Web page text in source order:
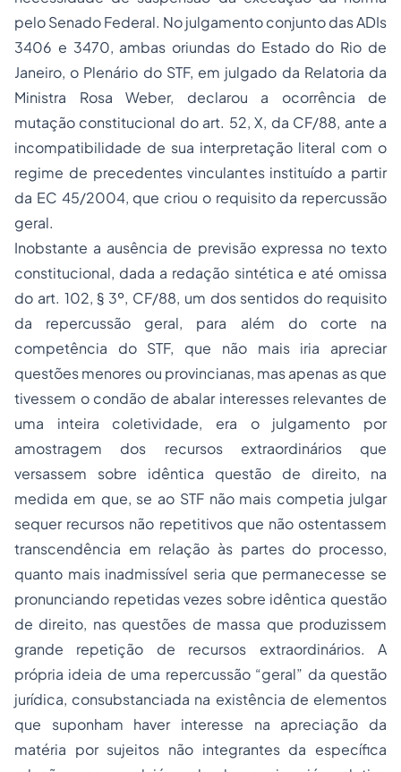
pelo Senado Federal. No julgamento conjunto das ADIs
3406 e 3470, ambas oriundas do Estado do Rio de
Janeiro, o Plenário do STF, em julgado da Relatoria da
Ministra Rosa Weber, declarou a ocorrência de
mutação constitucional do art. 52, X, da CF/88, ante a
incompatibilidade de sua interpretação literal com o
regime de precedentes vinculantes instituído a partir
da EC 45/2004, que criou o requisito da repercussão
geral.
Inobstante a ausência de previsão expressa no texto
constitucional, dada a redação sintética e até omissa
do art. 102, § 3º, CF/88, um dos sentidos do requisito
da repercussão geral, para além do corte na
competência do STF, que não mais iria apreciar
questões menores ou provincianas, mas apenas as que
tivessem o condão de abalar interesses relevantes de
uma inteira coletividade, era o julgamento por
amostragem dos recursos extraordinários que
versassem sobre idêntica questão de direito, na
medida em que, se ao STF não mais competia julgar
sequer recursos não repetitivos que não ostentassem
transcendência em relação às partes do processo,
quanto mais inadmissível seria que permanecesse se
pronunciando repetidas vezes sobre idêntica questão
de direito, nas questões de massa que produzissem
grande repetição de recursos extraordinários. A
própria ideia de uma repercussão “geral” da questão
jurídica, consubstanciada na existência de elementos
que suponham haver interesse na apreciação da
matéria por sujeitos não integrantes da específica